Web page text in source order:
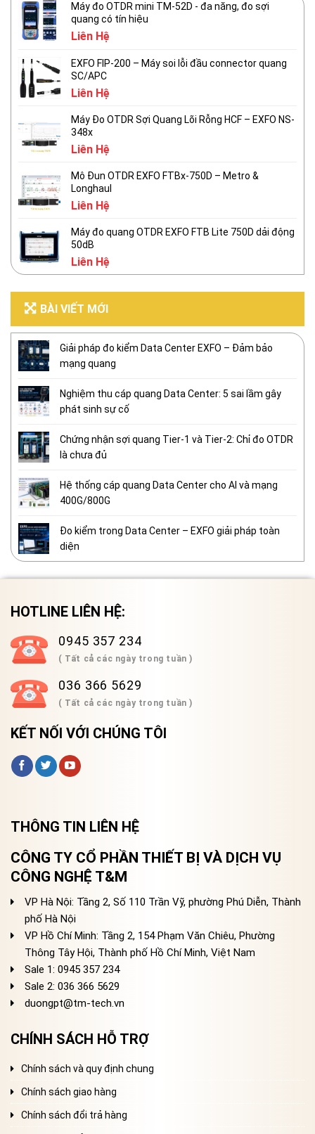
Máy đo OTDR mini TM-52D - đa năng, đo sợi
quang có tín hiệu
Liên Hệ
EXFO FIP-200 – Máy soi lỗi đầu connector quang
SC/APC
Liên Hệ
Máy Đo OTDR Sợi Quang Lõi Rỗng HCF – EXFO NS-
348x
Liên Hệ
Mô Đun OTDR EXFO FTBx-750D – Metro &
Longhaul
Liên Hệ
Máy đo quang OTDR EXFO FTB Lite 750D dải động
50dB
Liên Hệ
BÀI VIẾT MỚI
Giải pháp đo kiểm Data Center EXFO – Đảm bảo
mạng quang
Nghiệm thu cáp quang Data Center: 5 sai lầm gây
phát sinh sự cố
Chứng nhận sợi quang Tier-1 và Tier-2: Chỉ đo OTDR
là chưa đủ
Hệ thống cáp quang Data Center cho AI và mạng
400G/800G
Đo kiểm trong Data Center – EXFO giải pháp toàn
diện
HOTLINE LIÊN HỆ:
0945 357 234
( Tất cả các ngày trong tuần )
036 366 5629
( Tất cả các ngày trong tuần )
KẾT NỐI VỚI CHÚNG TÔI
THÔNG TIN LIÊN HỆ
CÔNG TY CỔ PHẦN THIẾT BỊ VÀ DỊCH VỤ
CÔNG NGHỆ T&M
VP Hà Nội: Tầng 2, Số 110 Trần Vỹ, phường Phú Diễn, Thành
phố Hà Nội
VP Hồ Chí Minh: Tầng 2, 154 Phạm Văn Chiêu, Phường
Thông Tây Hội, Thành phố Hồ Chí Minh, Việt Nam
Sale 1: 0945 357 234
Sale 2: 036 366 5629
duongpt@tm-tech.vn
CHÍNH SÁCH HỖ TRỢ
Chính sách và quy định chung
Chính sách giao hàng
Chính sách đổi trả hàng